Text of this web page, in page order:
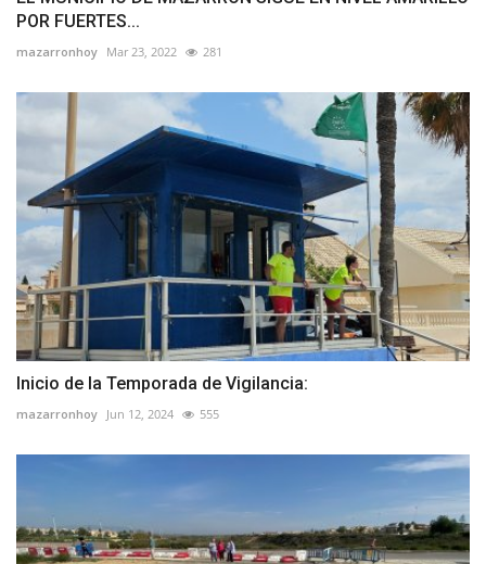
POR FUERTES...
mazarronhoy Mar 23, 2022 281
Inicio de la Temporada de Vigilancia:
mazarronhoy Jun 12, 2024 555